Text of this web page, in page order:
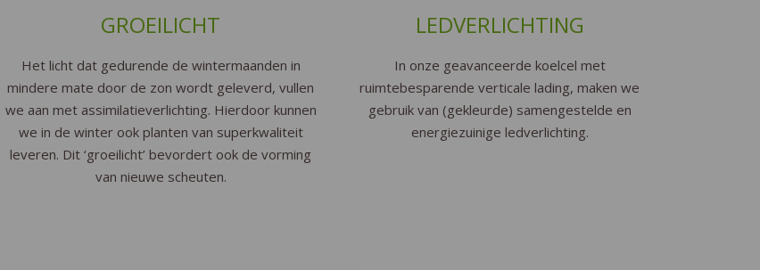
GROEILICHT
Het licht dat gedurende de wintermaanden in
mindere mate door de zon wordt geleverd, vullen
we aan met assimilatieverlichting. Hierdoor kunnen
we in de winter ook planten van superkwaliteit
leveren. Dit ‘groeilicht’ bevordert ook de vorming
van nieuwe scheuten.
LEDVERLICHTING
In onze geavanceerde koelcel met
ruimtebesparende verticale lading, maken we
gebruik van (gekleurde) samengestelde en
energiezuinige ledverlichting.